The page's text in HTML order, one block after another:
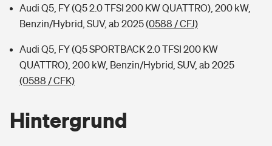
Audi Q5, FY (Q5 2.0 TFSI 200 KW QUATTRO), 200 kW,
Benzin/Hybrid, SUV, ab 2025(0588 / CFJ)
Audi Q5, FY (Q5 SPORTBACK 2.0 TFSI 200 KW
QUATTRO), 200 kW, Benzin/Hybrid, SUV, ab 2025
(0588 / CFK)
Hintergrund